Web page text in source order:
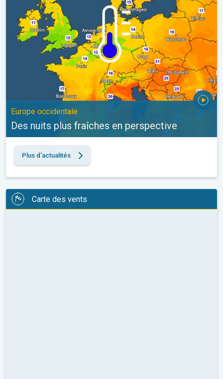
Europe occidentale
Des nuits plus fraîches en perspective
Plus d'actualités
Carte des vents